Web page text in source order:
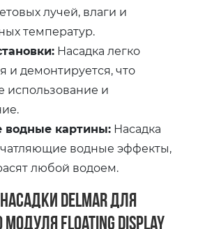
лучей, влаги и
температур.
Насадка легко
и демонтируется, что
использование и
картины: Насадка
водные эффекты,
любой водоем.
Delmar для
Floating Display